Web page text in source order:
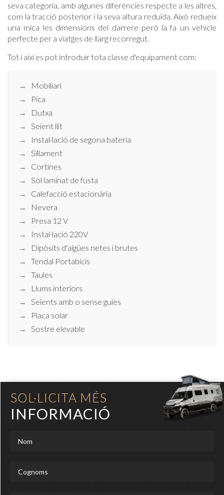
seva categoria, amb algunes diferències respecte a les altres,
com la tracció posterior i la seva altura reduïda. Això redueix
una mica les dimensions del darrere però la fa un vehicle
perfecte per a viatges de llarg recorregut.
Tot i així es pot introduir tota classe d'equipament com:
Mobiliari
Pica
Dutxa
Seient llit
Instal·lació de segona bateria
Sïllament
Cortines
Sòl laminat de fusta
Calefacció estacionària
Nevera
Presa 12 V
Instal·lació 220V
Dipòsits d'aigües netes i brutes
Tendal Portabicis
Taules
Llums interiors
Seients amb o sense guies
Placa solar
Sostre elevable
SOL·LICITA MÉS
INFORMACIÓ